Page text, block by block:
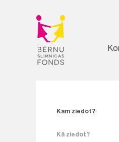
Kam ziedot?
Kā ziedot?